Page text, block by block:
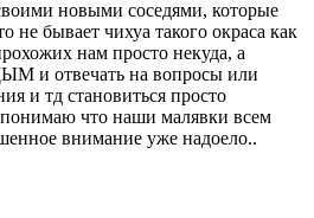
новыми соседями, которые
не бывает чихуа такого окраса как
нам просто некуда, а
и отвечать на вопросы или
и тд становиться просто
что наши малявки всем
внимание уже надоело..